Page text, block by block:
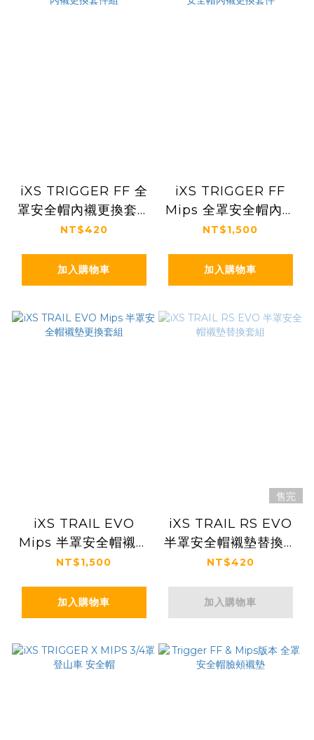
iXS TRIGGER FF 全
罩安全帽內襯更換套件
組
NT$420
加入購物車
iXS TRIGGER FF
Mips 全罩安全帽內襯
更換套件
NT$1,500
加入購物車
iXS TRAIL EVO
Mips 半罩安全帽襯墊
更換套組
NT$1,500
加入購物車
售完
iXS TRAIL RS EVO
半罩安全帽襯墊替換套
組
NT$420
加入購物車